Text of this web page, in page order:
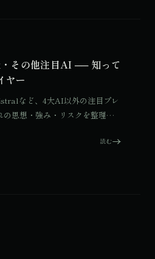
その他注目AI ── 知って
ヤー
など、4大AI以外の注目プレ
の思想・強み・リスクを整理
読む